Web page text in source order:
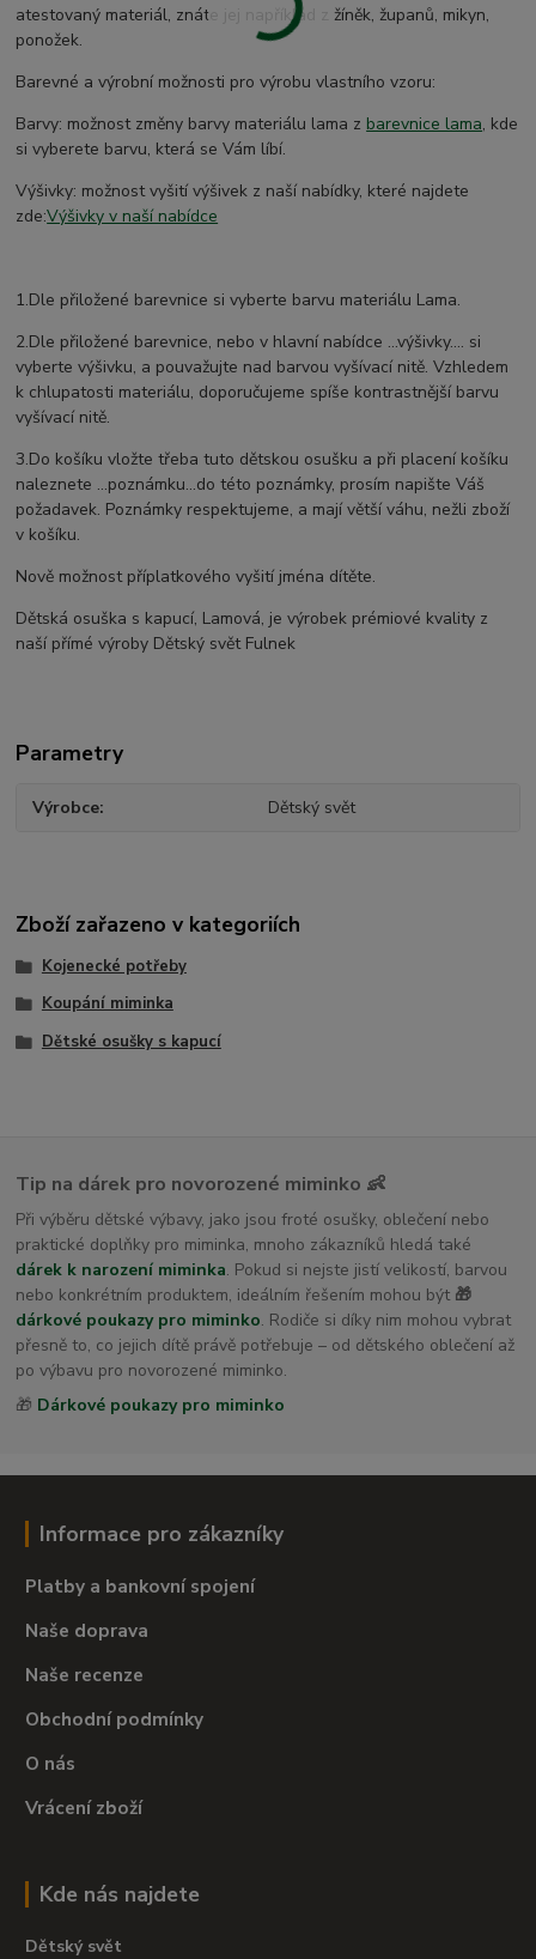
atestovaný materiál, znáte jej například z žíněk, županů, mikyn,
ponožek.
Barevné a výrobní možnosti pro výrobu vlastního vzoru:
Barvy: možnost změny barvy materiálu lama z barevnice lama, kde
si vyberete barvu, která se Vám líbí.
Výšivky: možnost vyšití výšivek z naší nabídky, které najdete
zde:Výšivky v naší nabídce
1.Dle přiložené barevnice si vyberte barvu materiálu Lama.
2.Dle přiložené barevnice, nebo v hlavní nabídce ...výšivky.... si
vyberte výšivku, a pouvažujte nad barvou vyšívací nitě. Vzhledem
k chlupatosti materiálu, doporučujeme spíše kontrastnější barvu
vyšívací nitě.
3.Do košíku vložte třeba tuto dětskou osušku a při placení košíku
naleznete ...poznámku...do této poznámky, prosím napište Váš
požadavek. Poznámky respektujeme, a mají větší váhu, nežli zboží
v košíku.
Nově možnost příplatkového vyšití jména dítěte.
Dětská osuška s kapucí, Lamová, je výrobek prémiové kvality z
naší přímé výroby Dětský svět Fulnek
Parametry
Výrobce Dětský svět
Zboží zařazeno v kategoriích
Kojenecké potřeby
Koupání miminka
Dětské osušky s kapucí
Tip na dárek pro novorozené miminko 👶
Při výběru dětské výbavy, jako jsou froté osušky, oblečení nebo
praktické doplňky pro miminka, mnoho zákazníků hledá také
dárek k narození miminka. Pokud si nejste jistí velikostí, barvou
nebo konkrétním produktem, ideálním řešením mohou být 🎁
dárkové poukazy pro miminko. Rodiče si díky nim mohou vybrat
přesně to, co jejich dítě právě potřebuje – od dětského oblečení až
po výbavu pro novorozené miminko.
🎁 Dárkové poukazy pro miminko
Informace pro zákazníky
Platby a bankovní spojení
Naše doprava
Naše recenze
Obchodní podmínky
O nás
Vrácení zboží
Kde nás najdete
Dětský svět